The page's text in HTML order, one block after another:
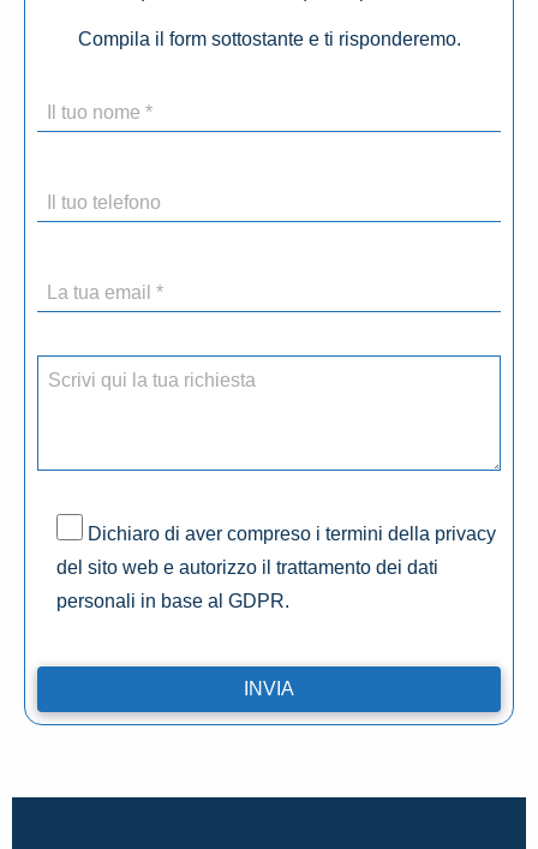
Compila il form sottostante e ti risponderemo.
Dichiaro di aver compreso i termini della privacy
del sito web e autorizzo il trattamento dei dati
personali in base al GDPR.